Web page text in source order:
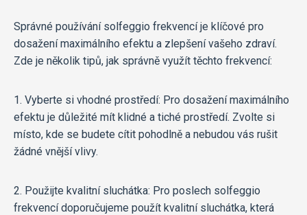
Správné používání solfeggio frekvencí je klíčové pro
dosažení maximálního efektu a zlepšení vašeho zdraví.
Zde je několik tipů, jak správně využít těchto frekvencí:
1. Vyberte si vhodné prostředí: Pro dosažení maximálního
efektu je důležité mít klidné a tiché prostředí. Zvolte si
místo, kde se budete cítit pohodlně a nebudou vás rušit
žádné vnější vlivy.
2. Použijte kvalitní sluchátka: Pro poslech solfeggio
frekvencí doporučujeme použít kvalitní sluchátka, která